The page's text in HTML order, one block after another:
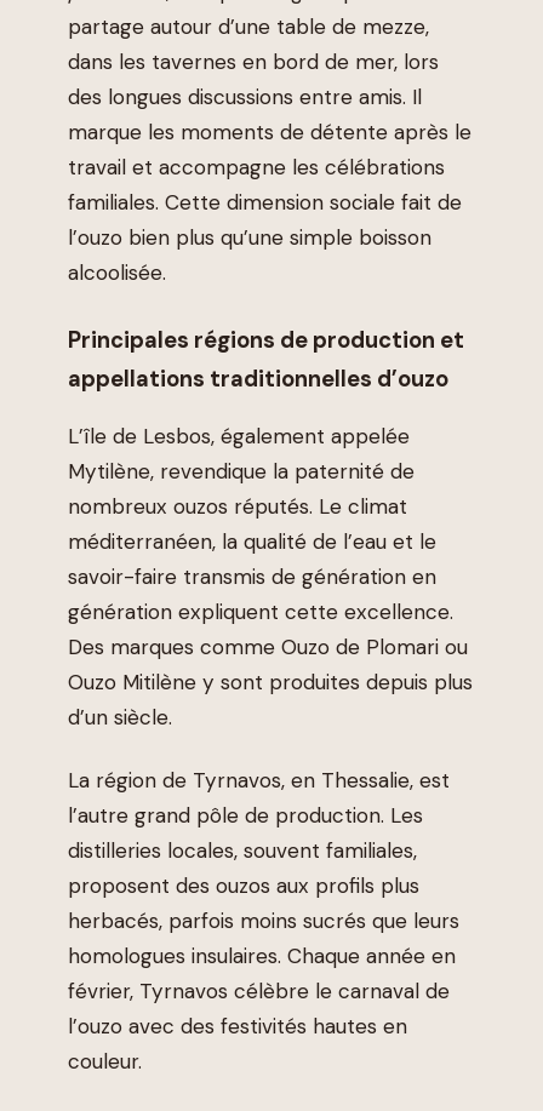
partage autour d’une table de mezze,
dans les tavernes en bord de mer, lors
des longues discussions entre amis. Il
marque les moments de détente après le
travail et accompagne les célébrations
familiales. Cette dimension sociale fait de
l’ouzo bien plus qu’une simple boisson
alcoolisée.
Principales régions de production et
appellations traditionnelles d’ouzo
L’île de Lesbos, également appelée
Mytilène, revendique la paternité de
nombreux ouzos réputés. Le climat
méditerranéen, la qualité de l’eau et le
savoir-faire transmis de génération en
génération expliquent cette excellence.
Des marques comme Ouzo de Plomari ou
Ouzo Mitilène y sont produites depuis plus
d’un siècle.
La région de Tyrnavos, en Thessalie, est
l’autre grand pôle de production. Les
distilleries locales, souvent familiales,
proposent des ouzos aux profils plus
herbacés, parfois moins sucrés que leurs
homologues insulaires. Chaque année en
février, Tyrnavos célèbre le carnaval de
l’ouzo avec des festivités hautes en
couleur.